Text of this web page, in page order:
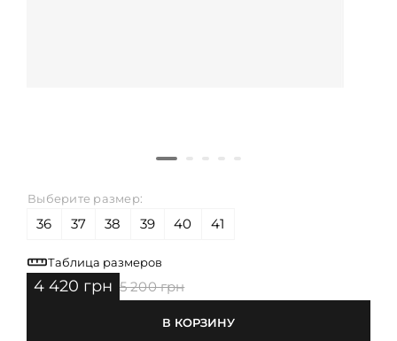
Выберите размер:
36 37 38 39 40 41
Таблица размеров
4 420 грн 5 200 грн
В КОРЗИНУ